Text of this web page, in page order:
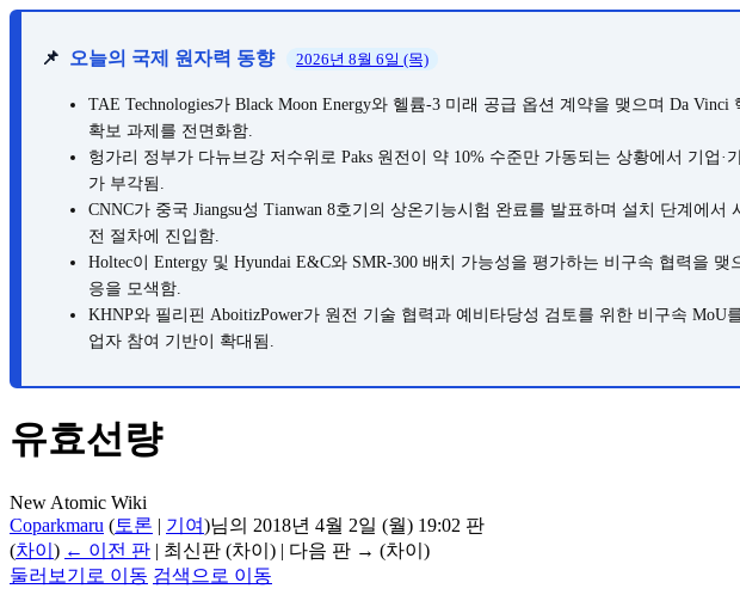
📌 오늘의 국제 원자력 동향 2026년 8월 6일 (목)
TAE Technologies가 Black Moon Energy와 헬륨-3 미래 공급 옵션 계약을 맺으며 Da
확보 과제를 전면화함.
헝가리 정부가 다뉴브강 저수위로 Paks 원전이 약 10% 수준만 가동되는 상황에서 기업
가 부각됨.
CNNC가 중국 Jiangsu성 Tianwan 8호기의 상온기능시험 완료를 발표하며 설치 단계에서
전 절차에 진입함.
Holtec이 Entergy 및 Hyundai E&C와 SMR-300 배치 가능성을 평가하는 비구속 협력을
응을 모색함.
KHNP와 필리핀 AboitizPower가 원전 기술 협력과 예비타당성 검토를 위한 비구속 MoU
업자 참여 기반이 확대됨.
유효선량
New Atomic Wiki
Coparkmaru (토론 | 기여)님의 2018년 4월 2일 (월) 19:02 판
(차이 ) ← 이전 판 | 최신판 (차이) | 다음 판 → (차이)
둘러보기로 이동 검색으로 이동